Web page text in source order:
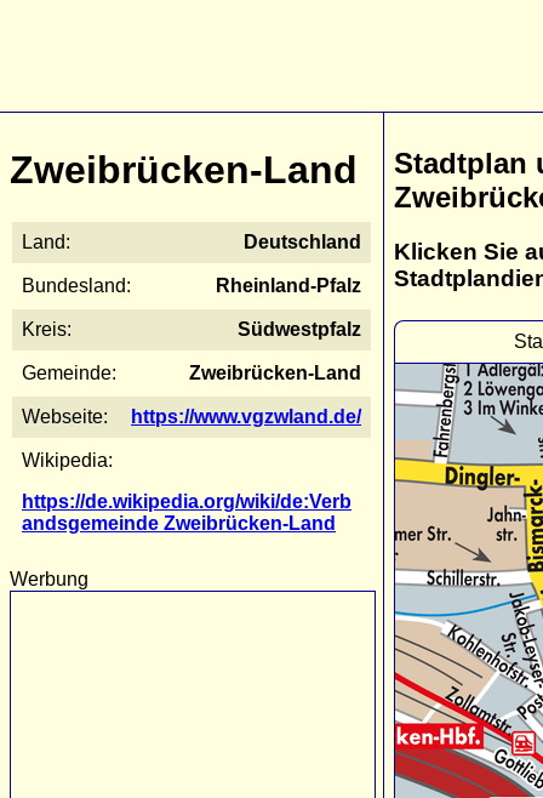
Zweibrücken-Land
Land: Deutschland
Bundesland: Rheinland-Pfalz
Kreis: Südwestpfalz
Gemeinde: Zweibrücken-Land
Webseite: https://www.vgzwland.de/
Wikipedia:
https://de.wikipedia.org/wiki/de:Verb
andsgemeinde Zweibrücken-Land
Werbung
Stadtplan
Klicken Sie